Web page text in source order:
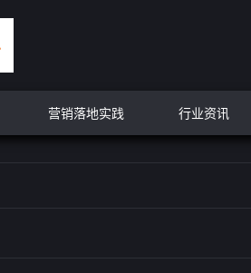
营销落地实践 行业资讯